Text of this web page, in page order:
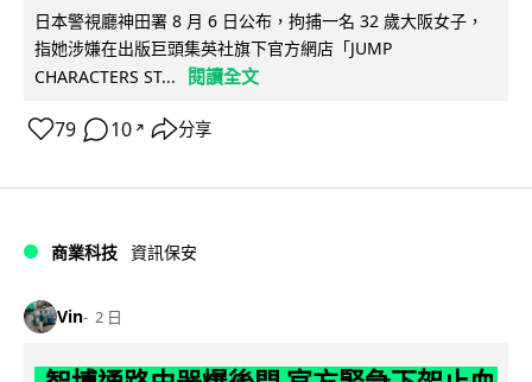
日本警視廳神田署 8 月 6 日公布，拘捕一名 32 歲大阪女子，
指她涉嫌在出版巨頭集英社旗下官方網店「JUMP
CHARACTERS ST...
閱讀全文
79 10 ↗ 分享
商業科技 資訊保安
Vin 2 日